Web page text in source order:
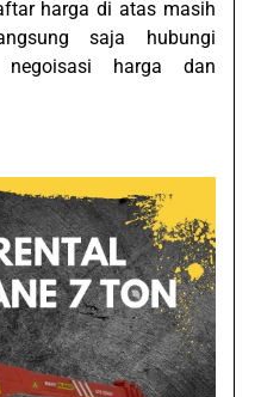
harga di atas masih
saja hubungi
harga dan